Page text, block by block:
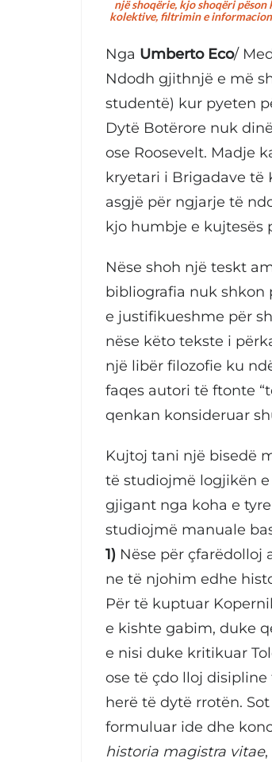
një shoqërie, kjo shoqëri
kolektive, filtrimin e
Nga Umberto Eco/
Ndodh gjithnjë e më
studentë) kur pyeten
Dytë Botërore nuk
ose Roosevelt. Madje
kryetari i Brigadave të
asgjë për ngjarje të
kjo humbje e kujtesës
Nëse shoh një teskt
bibliografia nuk shkon
e justifikueshme për
nëse këto tekste i
një libër filozofie ku
faqes autori të ftonte
qenkan konsideruar
Kujtoj tani një bisedë
të studiojmë logjikën
gjigant nga koha e
studiojmë manuale
1) Nëse për çfarëdolloj
ne të njohim edhe
Për të kuptuar
e kishte gabim, duke
e nisi duke kritikuar
ose të çdo lloj
herë të dytë rrotën.
formuluar ide dhe
historia magistra vitae